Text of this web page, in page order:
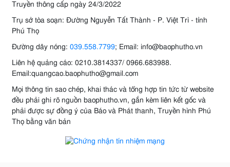
Truyền thông cấp ngày 24/3/2022
Trụ sở tòa soạn: Đường Nguyễn Tất Thành - P. Việt Trì - tỉnh
Phú Thọ
Đường dây nóng: 039.558.7799; Email: info@baophutho.vn
Liên hệ quảng cáo: 0210.3814337/ 0966.683988.
Email:quangcao.baophutho@gmail.com
Mọi thông tin sao chép, khai thác và tổng hợp tin tức từ website
đều phải ghi rõ nguồn baophutho.vn, gắn kèm liên kết gốc và
phải được sự đồng ý của Báo và Phát thanh, Truyền hình Phú
Thọ bằng văn bản